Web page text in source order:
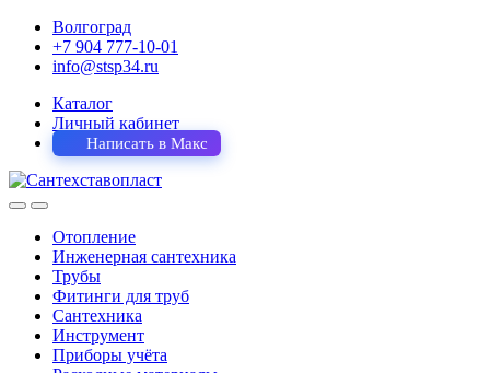
Волгоград
+7 904 777-10-01
info@stsp34.ru
Каталог
Личный кабинет
Написать в Макс
Отопление
Инженерная сантехника
Трубы
Фитинги для труб
Сантехника
Инструмент
Приборы учёта